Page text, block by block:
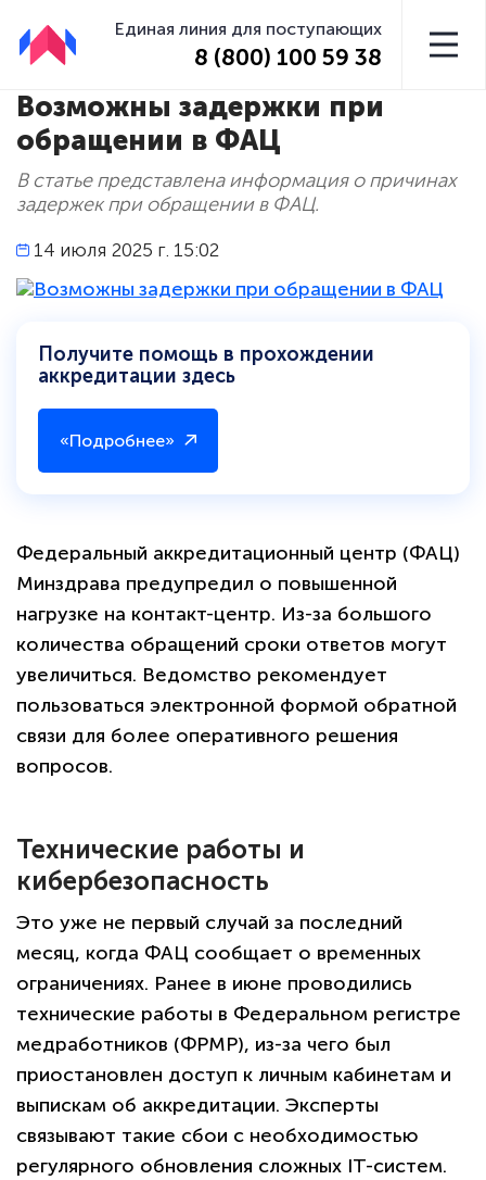
Единая линия для поступающих
8 (800) 100 59 38
Возможны задержки при
обращении в ФАЦ
В статье представлена информация о причинах
задержек при обращении в ФАЦ.
14 июля 2025 г. 15:02
Получите помощь в прохождении
аккредитации здесь
«Подробнее»
Федеральный аккредитационный центр (ФАЦ)
Минздрава предупредил о повышенной
нагрузке на контакт-центр. Из-за большого
количества обращений сроки ответов могут
увеличиться. Ведомство рекомендует
пользоваться электронной формой обратной
связи для более оперативного решения
вопросов.
Технические работы и
кибербезопасность
Это уже не первый случай за последний
месяц, когда ФАЦ сообщает о временных
ограничениях. Ранее в июне проводились
технические работы в Федеральном регистре
медработников (ФРМР), из-за чего был
приостановлен доступ к личным кабинетам и
выпискам об аккредитации. Эксперты
связывают такие сбои с необходимостью
регулярного обновления сложных IT-систем.